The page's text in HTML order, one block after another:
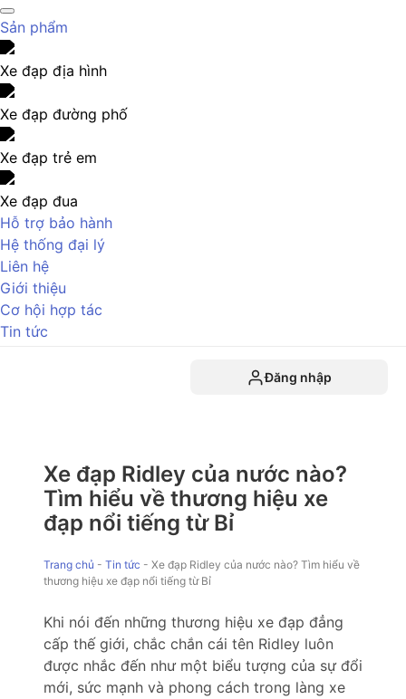
Sản phẩm
Xe đạp địa hình
Xe đạp đường phố
Xe đạp trẻ em
Xe đạp đua
Hỗ trợ bảo hành
Hệ thống đại lý
Liên hệ
Giới thiệu
Cơ hội hợp tác
Tin tức
Đăng nhập
Xe đạp Ridley của nước nào?
Tìm hiểu về thương hiệu xe
đạp nổi tiếng từ Bỉ
Trang chủ - Tin tức - Xe đạp Ridley của nước nào? Tìm hiểu về
thương hiệu xe đạp nổi tiếng từ Bỉ
Khi nói đến những thương hiệu xe đạp đẳng
cấp thế giới, chắc chắn cái tên Ridley luôn
được nhắc đến như một biểu tượng của sự đổi
mới, sức mạnh và phong cách trong làng xe